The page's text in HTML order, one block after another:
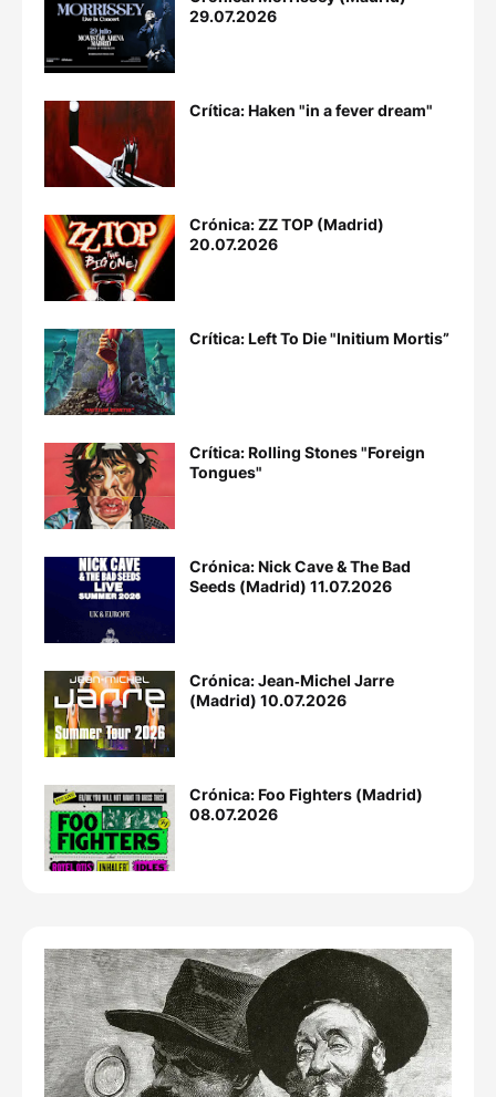
29.07.2026
Crítica: Haken "in a fever dream"
Crónica: ZZ TOP (Madrid)
20.07.2026
Crítica: Left To Die "Initium Mortis”
Crítica: Rolling Stones "Foreign
Tongues"
Crónica: Nick Cave & The Bad
Seeds (Madrid) 11.07.2026
Crónica: Jean‐Michel Jarre
(Madrid) 10.07.2026
Crónica: Foo Fighters (Madrid)
08.07.2026